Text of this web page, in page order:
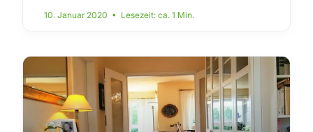
10. Januar 2020 • Lesezeit: ca. 1 Min.